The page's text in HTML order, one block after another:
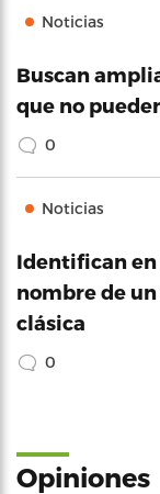
Noticias
Buscan
que no
0
Noticias
Identifican en
nombre de
clásica
0
Opiniones